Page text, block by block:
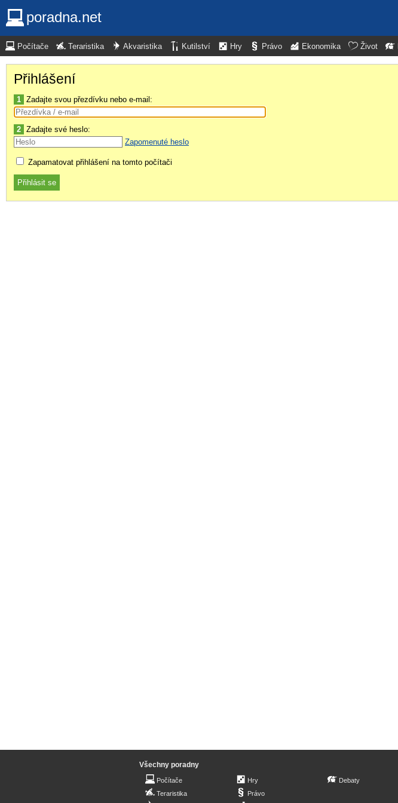
poradna.net
Počítače Teraristika Akvaristika Kutilství Hry Právo Ekonomika Život
Přihlášení
1 Zadajte svou přezdívku nebo e-mail:
2 Zadajte své heslo:
Zapomenuté heslo
Zapamatovat přihlášení na tomto počítači
Všechny poradny
Počítače
Teraristika
Hry
Právo
Debaty